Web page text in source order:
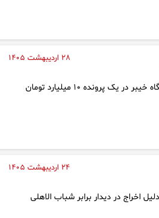
۲۸ اردیبهشت ۱۴۰۵
با اعلام کمیته تعیین وضعیت فدراسیون فوتبال باشگاه خیبر در یک پرونده ۱۰ میلیارد تومان
۲۴ اردیبهشت ۱۴۰۵
اخراج در دیدار برابر شباب الاهلی